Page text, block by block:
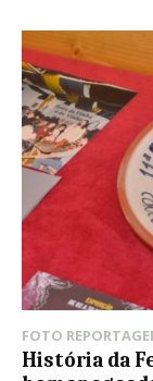
FOTO
História da